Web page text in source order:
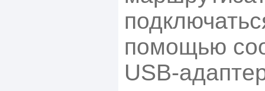
помощью
USB-